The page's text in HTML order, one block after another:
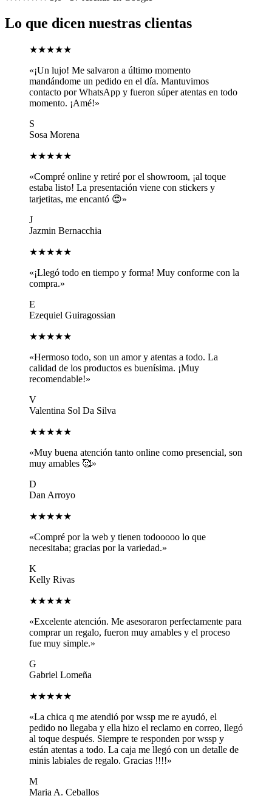
Lo que dicen nuestras clientas
★★★★★
«¡Un lujo! Me salvaron a último momento
mandándome un pedido en el día. Mantuvimos
contacto por WhatsApp y fueron súper atentas en todo
momento. ¡Amé!»
S
Sosa Morena
★★★★★
«Compré online y retiré por el showroom, ¡al toque
estaba listo! La presentación viene con stickers y
tarjetitas, me encantó 😍»
J
Jazmin Bernacchia
★★★★★
«¡Llegó todo en tiempo y forma! Muy conforme con la
compra.»
E
Ezequiel Guiragossian
★★★★★
«Hermoso todo, son un amor y atentas a todo. La
calidad de los productos es buenísima. ¡Muy
recomendable!»
V
Valentina Sol Da Silva
★★★★★
«Muy buena atención tanto online como presencial, son
muy amables 🥰»
D
Dan Arroyo
★★★★★
«Compré por la web y tienen todooooo lo que
necesitaba; gracias por la variedad.»
K
Kelly Rivas
★★★★★
«Excelente atención. Me asesoraron perfectamente para
comprar un regalo, fueron muy amables y el proceso
fue muy simple.»
G
Gabriel Lomeña
★★★★★
«La chica q me atendió por wssp me re ayudó, el
pedido no llegaba y ella hizo el reclamo en correo, llegó
al toque después. Siempre te responden por wssp y
están atentas a todo. La caja me llegó con un detalle de
minis labiales de regalo. Gracias !!!!»
M
Maria A. Ceballos